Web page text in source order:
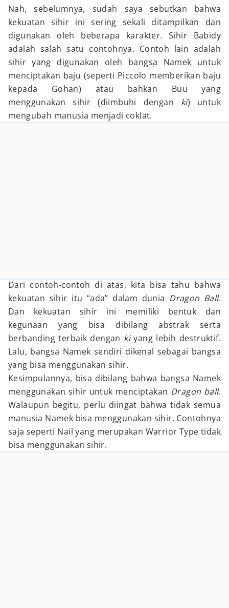
Nah, sebelumnya, sudah saya sebutkan bahwa
kekuatan sihir ini sering sekali ditampilkan dan
digunakan oleh beberapa karakter. Sihir Babidy
adalah salah satu contohnya. Contoh lain adalah
sihir yang digunakan oleh bangsa Namek untuk
menciptakan baju (seperti Piccolo memberikan baju
kepada Gohan) atau bahkan Buu yang
menggunakan sihir (diimbuhi dengan ki) untuk
mengubah manusia menjadi coklat.
Dari contoh-contoh di atas, kita bisa tahu bahwa
kekuatan sihir itu “ada” dalam dunia Dragon Ball.
Dan kekuatan sihir ini memiliki bentuk dan
kegunaan yang bisa dibilang abstrak serta
berbanding terbaik dengan kiyang lebih destruktif.
Lalu, bangsa Namek sendiri dikenal sebagai bangsa
yang bisa menggunakan sihir.
Kesimpulannya, bisa dibilang bahwa bangsa Namek
menggunakan sihir untuk menciptakan Dragon ball.
Walaupun begitu, perlu diingat bahwa tidak semua
manusia Namek bisa menggunakan sihir. Contohnya
saja seperti Nail yang merupakan Warrior Type tidak
bisa menggunakan sihir.